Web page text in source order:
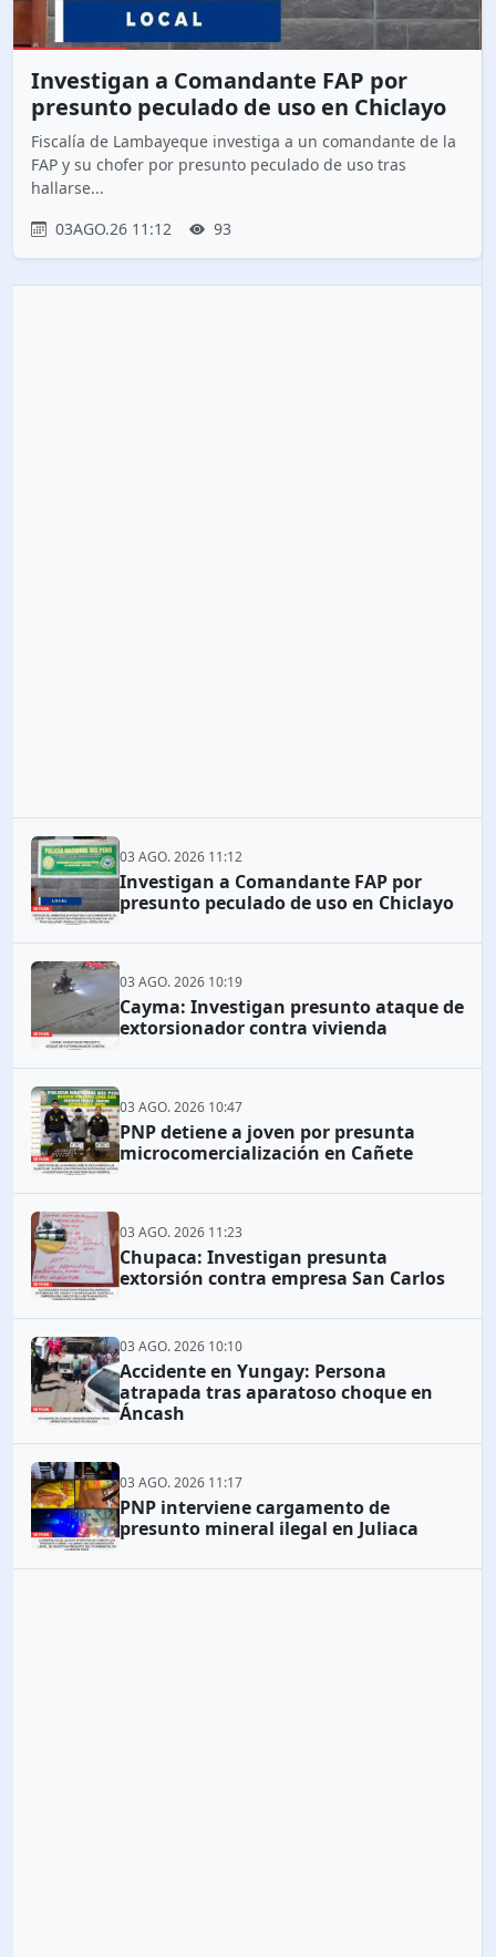
Investigan a Comandante FAP por
presunto peculado de uso en Chiclayo
Fiscalía de Lambayeque investiga a un comandante de la
FAP y su chofer por presunto peculado de uso tras
hallarse...
03AGO.26 11:12
93
03 AGO. 2026 11:12
Investigan a Comandante FAP por
presunto peculado de uso en Chiclayo
03 AGO. 2026 10:19
Cayma: Investigan presunto ataque de
extorsionador contra vivienda
03 AGO. 2026 10:47
PNP detiene a joven por presunta
microcomercialización en Cañete
03 AGO. 2026 11:23
Chupaca: Investigan presunta
extorsión contra empresa San Carlos
03 AGO. 2026 10:10
Accidente en Yungay: Persona
atrapada tras aparatoso choque en
Áncash
03 AGO. 2026 11:17
PNP interviene cargamento de
presunto mineral ilegal en Juliaca